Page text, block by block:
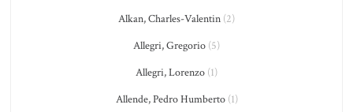
Alkan, Charles-Valentin (2)
Allegri, Gregorio (5)
Allegri, Lorenzo (1)
Allende, Pedro Humberto(1)